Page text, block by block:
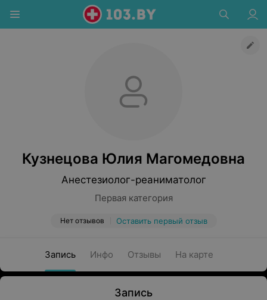
Кузнецова Юлия Магомедовна
Анестезиолог-реаниматолог
Первая категория
Нет отзывов Оставить первый отзыв
Запись Инфо Отзывы На карте
Запись